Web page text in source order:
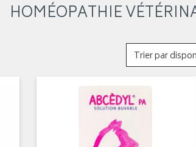
HOMÉOPATHIE
Trier par